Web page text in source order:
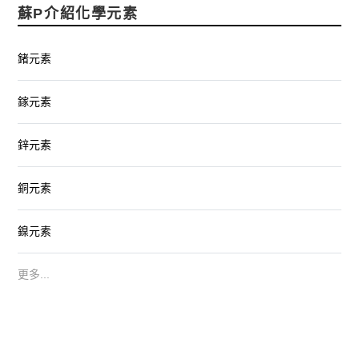
蘇P介紹化學元素
鍺元素
鎵元素
鋅元素
銅元素
鎳元素
更多...